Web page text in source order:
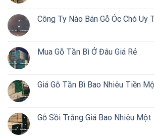
Công Ty Nào Bán Gỗ Óc Chó Uy
Mua Gỗ Tần Bì Ở Đâu Giá Rẻ
Giá Gỗ Tần Bì Bao Nhiêu Tiền
Gỗ Sồi Trắng Giá Bao Nhiêu Một